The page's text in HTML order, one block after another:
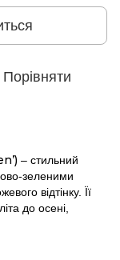
Порівняти
– стильний
зеленими
відтінку. Її
до осені,